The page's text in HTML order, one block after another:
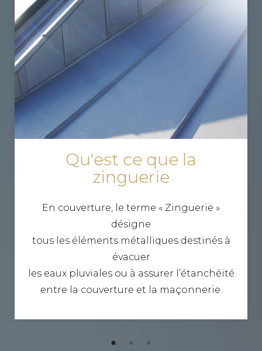
Qu'est ce que la
zinguerie
En couverture, le terme « Zinguerie »
désigne
tous les éléments métalliques destinés à
évacuer
les eaux pluviales ou à assurer l’étanchéité
entre la couverture et la maçonnerie.